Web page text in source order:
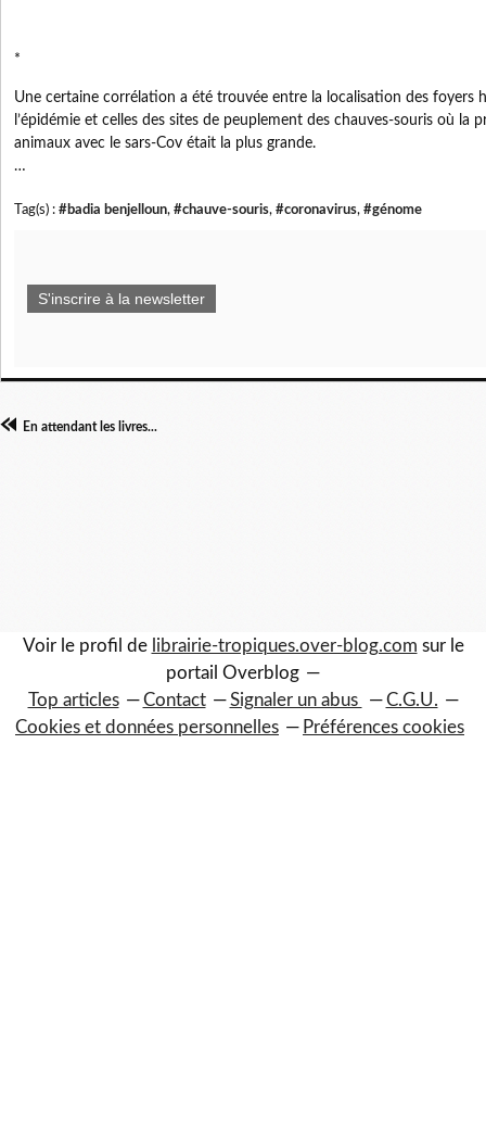
*
Une certaine corrélation a été trouvée entre la localisation des foyers
l’épidémie et celles des sites de peuplement des chauves-souris où la
animaux avec le sars-Cov était la plus grande.
…
Tag(s) : #badia benjelloun, #chauve-souris, #coronavirus, #génome
S'inscrire à la newsletter
En attendant les livres...
Voir le profil de librairie-tropiques.over-blog.com sur le
portail Overblog
Top articles
Contact Signaler un abus
C.G.U.
Cookies et données personnelles
Préférences cookies